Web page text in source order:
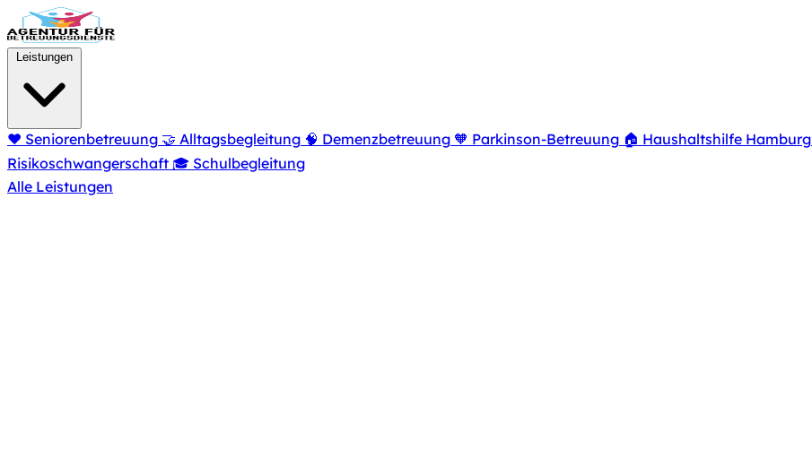
Zum Hauptinhalt springen
❤️ Seniorenbetreuung 🤝 Alltagsbegleitung 🧠 Demenzbetreuung 🧡 Parkinson-Betreuung 🏠 Haushaltshilfe Hamburg
Risikoschwangerschaft 🎓 Schulbegleitung
Alle Leistungen